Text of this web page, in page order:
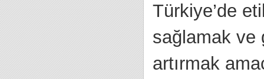
Türkiye’de
sağlamak ve
artırmak